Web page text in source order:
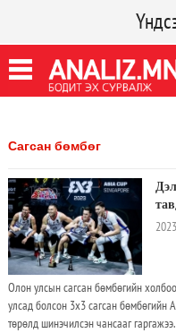
Сагсан бөмбөг
Олон улсын сагсан бөмбөгийн
улсад болсон 3х3 сагсан бөмбөгийн
төрөлд шинэчилсэн чансааг